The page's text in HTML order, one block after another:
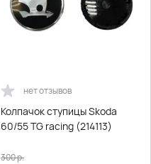
нет отзывов
Колпачок ступицы Skoda
60/55 TG racing (214113)
300р.